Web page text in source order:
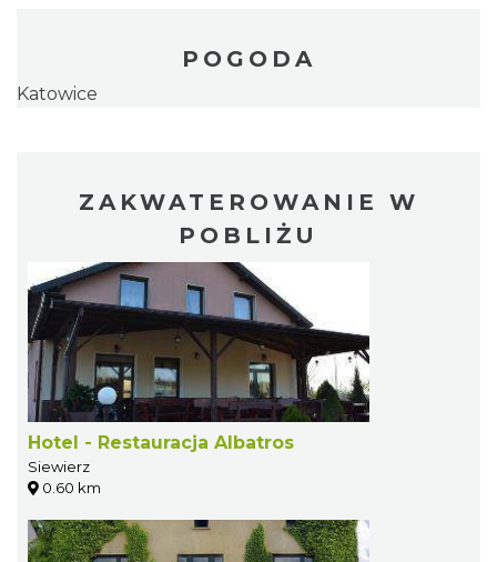
POGODA
Katowice
ZAKWATEROWANIE W
POBLIŻU
Hotel - Restauracja Albatros
Siewierz
0.60 km